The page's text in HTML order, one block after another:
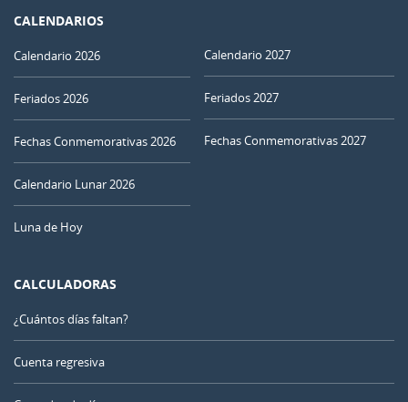
CALENDARIOS
Calendario 2026
Feriados 2026
Fechas Conmemorativas 2026
Calendario Lunar 2026
Luna de Hoy
Calendario 2027
Feriados 2027
Fechas Conmemorativas 2027
CALCULADORAS
¿Cuántos días faltan?
Cuenta regresiva